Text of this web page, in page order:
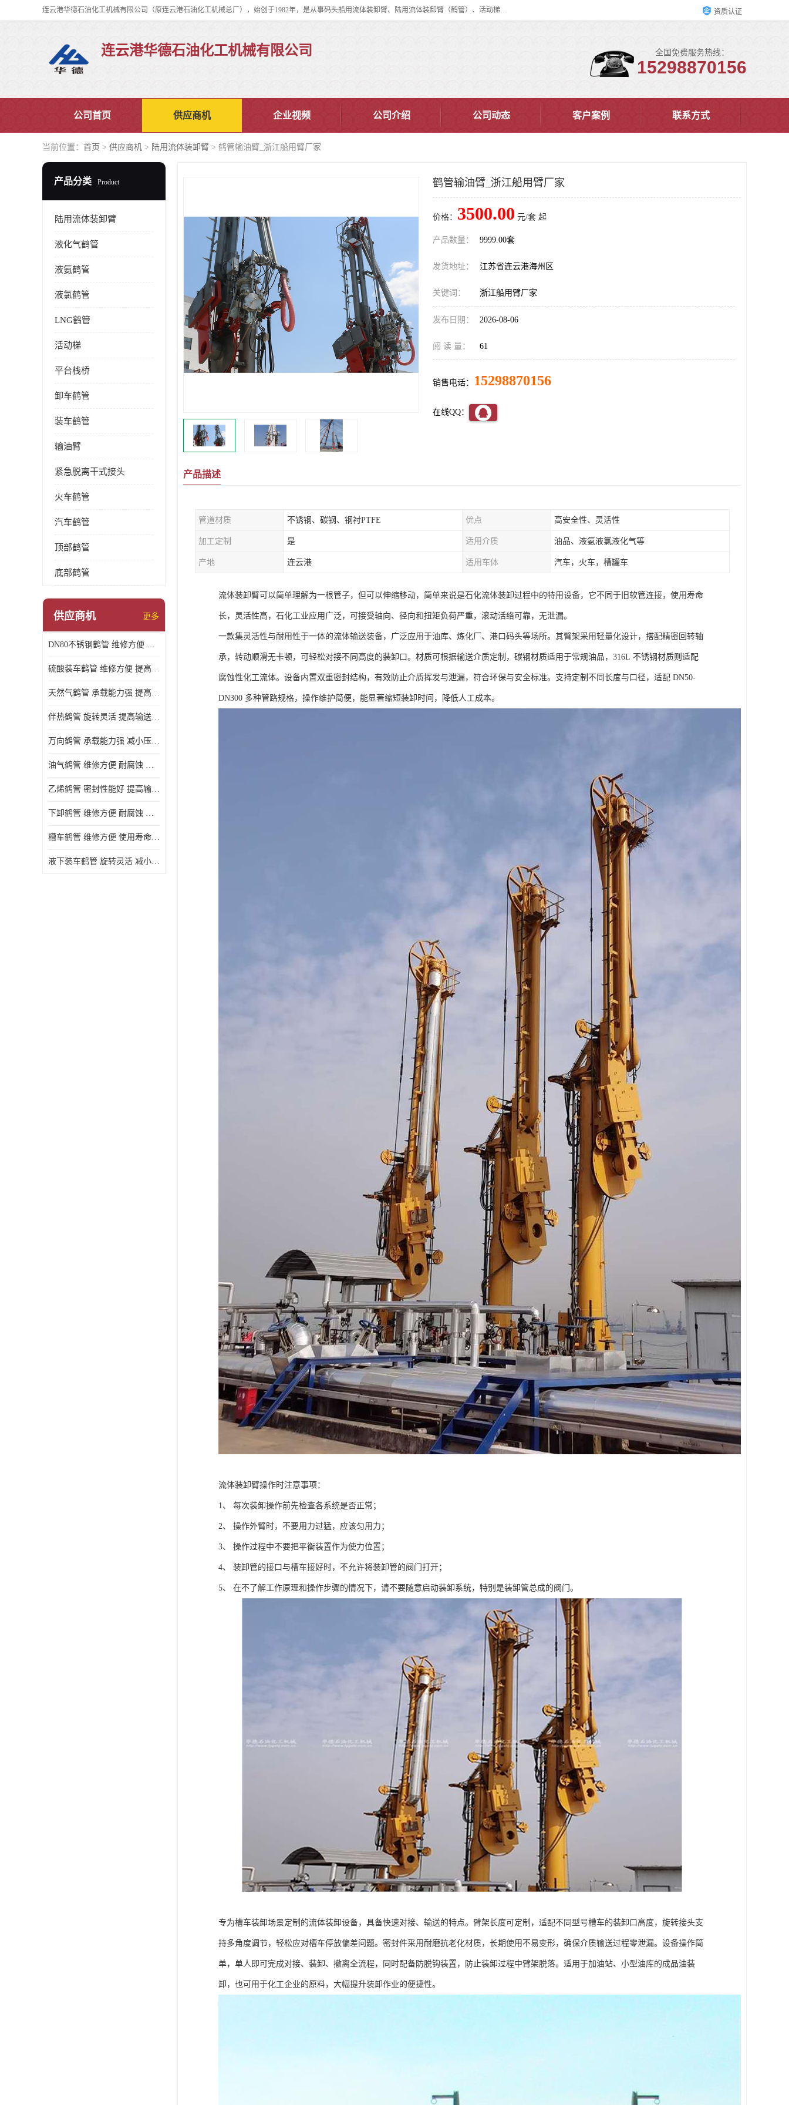
连云港华德石油化工机械有限公司（原连云港石油化工机械总厂），始创于1982年，是从事码头船用流体装卸臂、陆用流体装卸臂（鹤管）、活动梯、钢构平台、定量装车系统等全系列流体装卸设备的设计、制造、销售以及服务的专业供应商。 资质认证
连云港华德石油化工机械有限公司 全国免费服务热线：
15298870156
公司首页 供应商机 企业视频 公司介绍 公司动态 客户案例 联系方式
当前位置： 首页 > 供应商机 > 陆用流体装卸臂 > 鹤管输油臂_浙江船用臂厂家
产品分类 Product
陆用流体装卸臂
液化气鹤管
液氨鹤管
液氯鹤管
LNG鹤管
活动梯
平台栈桥
卸车鹤管
装车鹤管
输油臂
紧急脱离干式接头
火车鹤管
汽车鹤管
顶部鹤管
底部鹤管
供应商机 更多
DN80不锈钢鹤管 维修方便 提高输送效率
硫酸装车鹤管 维修方便 提高输送效率
天然气鹤管 承载能力强 提高输送效率
伴热鹤管 旋转灵活 提高输送效率
万向鹤管 承载能力强 减小压力损失
油气鹤管 维修方便 耐腐蚀 耐高温
乙烯鹤管 密封性能好 提高输送效率
下卸鹤管 维修方便 耐腐蚀 耐高温
槽车鹤管 维修方便 使用寿命较长
液下装车鹤管 旋转灵活 减小压力损失
鹤管输油臂_浙江船用臂厂家
价格： 3500.00 元/套 起
产品数量： 9999.00套
发货地址： 江苏省连云港海州区
关键词： 浙江船用臂厂家
发布日期： 2026-08-06
阅 读 量： 61
销售电话： 15298870156
在线QQ：
产品描述
管道材质 不锈钢、碳钢、钢衬PTFE 优点 高安全性、灵活性
加工定制 是 适用介质 油品、液氨液氯液化气等
产地 连云港 适用车体 汽车，火车，槽罐车
流体装卸臂可以简单理解为一根管子，但可以伸缩移动，简单来说是石化流体装卸过程中的特用设备，它不同于旧软管连接，使用寿命
长，灵活性高，石化工业应用广泛，可接受轴向、径向和扭矩负荷严重，滚动活络可靠，无泄漏。
一款集灵活性与耐用性于一体的流体输送装备，广泛应用于油库、炼化厂、港口码头等场所。其臂架采用轻量化设计，搭配精密回转轴
承，转动顺滑无卡顿，可轻松对接不同高度的装卸口。材质可根据输送介质定制，碳钢材质适用于常规油品，316L 不锈钢材质则适配
腐蚀性化工流体。设备内置双重密封结构，有效防止介质挥发与泄漏，符合环保与安全标准。支持定制不同长度与口径，适配 DN50-
DN300 多种管路规格，操作维护简便，能显著缩短装卸时间，降低人工成本。
流体装卸臂操作时注意事项：
1、 每次装卸操作前先检查各系统是否正常；
2、 操作外臂时，不要用力过猛，应该匀用力；
3、 操作过程中不要把平衡装置作为使力位置；
4、 装卸管的接口与槽车接好时，不允许将装卸管的阀门打开；
5、 在不了解工作原理和操作步骤的情况下，请不要随意启动装卸系统，特别是装卸管总成的阀门。
专为槽车装卸场景定制的流体装卸设备，具备快速对接、输送的特点。臂架长度可定制，适配不同型号槽车的装卸口高度，旋转接头支
持多角度调节，轻松应对槽车停放偏差问题。密封件采用耐磨抗老化材质，长期使用不易变形，确保介质输送过程零泄漏。设备操作简
单，单人即可完成对接、装卸、撤离全流程，同时配备防脱钩装置，防止装卸过程中臂架脱落。适用于加油站、小型油库的成品油装
卸，也可用于化工企业的原料，大幅提升装卸作业的便捷性。